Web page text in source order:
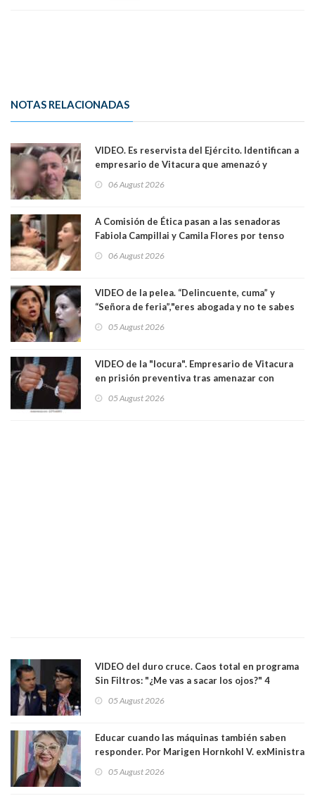
NOTAS RELACIONADAS
VIDEO. Es reservista del Ejército. Identifican a
empresario de Vitacura que amenazó y
al "ring raja". Se trata de Andrés Arrieta y la
06 August 2026
A Comisión de Ética pasan a las senadoras
Fabiola Campillai y Camila Flores por tenso
06 August 2026
VIDEO de la pelea. “Delincuente, cuma” y
“Señora de feria”,"eres abogada y no te sabes
senadoras Camila Flores y Fabiola Campillai en
05 August 2026
VIDEO de la "locura". Empresario de Vitacura
en prisión preventiva tras amenazar con
Los persiguió en potente camioneta
05 August 2026
VIDEO del duro cruce. Caos total en programa
Sin Filtros: "¿Me vas a sacar los ojos?" 4
excarabinero que dejó ciego a Gustavo Gatica:
05 August 2026
Educar cuando las máquinas también saben
responder. Por Marigen Hornkohl V. exMinistra
05 August 2026